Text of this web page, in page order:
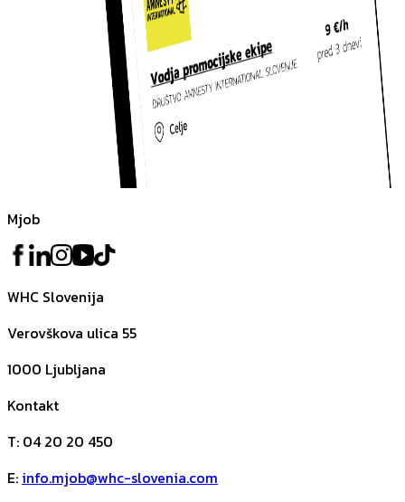
Mjob
WHC Slovenija
Verovškova ulica 55
1000 Ljubljana
Kontakt
T: 04 20 20 450
E: info.mjob@whc-slovenia.com